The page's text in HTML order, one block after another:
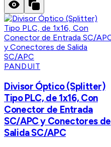
PANDUIT
Divisor Óptico (Splitter)
Tipo PLC, de 1x16, Con
Conector de Entrada
SC/APC y Conectores de
Salida SC/APC